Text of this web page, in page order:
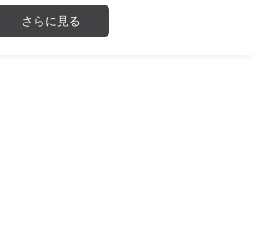
さらに見る